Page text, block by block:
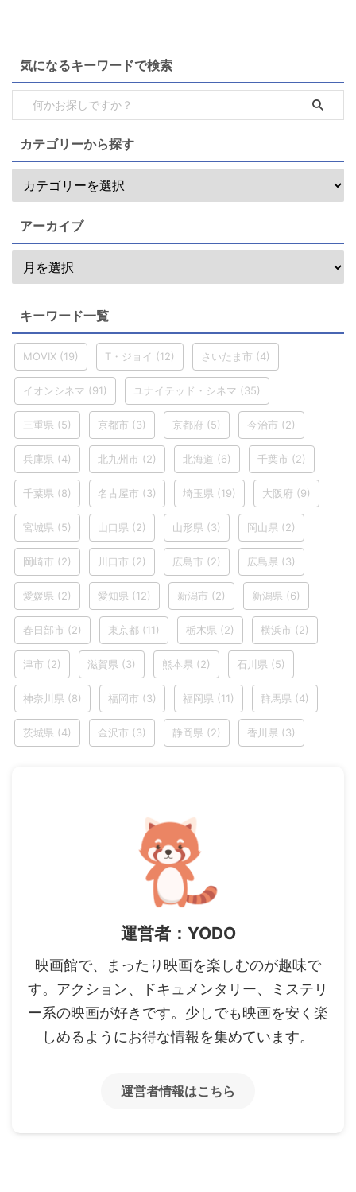
気になるキーワードで検索
カテゴリーから探す
アーカイブ
キーワード一覧
MOVIX (19) T・ジョイ (12) さいたま市 (4)
イオンシネマ (91) ユナイテッド・シネマ (35)
三重県 (5) 京都市 (3) 京都府 (5) 今治市 (2)
兵庫県 (4) 北九州市 (2) 北海道 (6) 千葉市 (2)
千葉県 (8) 名古屋市 (3) 埼玉県 (19) 大阪府 (9)
宮城県 (5) 山口県 (2) 山形県 (3) 岡山県 (2)
岡崎市 (2) 川口市 (2) 広島市 (2) 広島県 (3)
愛媛県 (2) 愛知県 (12) 新潟市 (2) 新潟県 (6)
春日部市 (2) 東京都 (11) 栃木県 (2) 横浜市 (2)
津市 (2) 滋賀県 (3) 熊本県 (2) 石川県 (5)
神奈川県 (8) 福岡市 (3) 福岡県 (11) 群馬県 (4)
茨城県 (4) 金沢市 (3) 静岡県 (2) 香川県 (3)
運営者：YODO
映画館で、まったり映画を楽しむのが趣味で
す。アクション、ドキュメンタリー、ミステリ
ー系の映画が好きです。少しでも映画を安く楽
しめるようにお得な情報を集めています。
運営者情報はこちら